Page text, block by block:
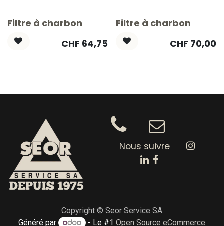
Filtre à charbon
CHF 64,75
Filtre à charbon
CHF 70,00
Nous suivre
Copyright © Seor Service SA
Généré par
- Le #1 Open Source eCommerce